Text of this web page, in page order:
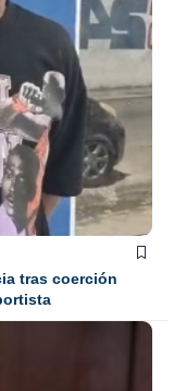
tras coerción